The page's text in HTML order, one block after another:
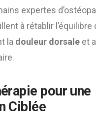
expertes
à rétablir l’équilibre
la douleur dorsale et
pour une
Ciblée